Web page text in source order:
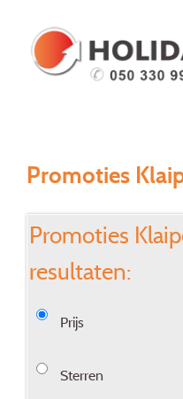
Promoties
Promoties
resultaten:
Prijs
Sterren